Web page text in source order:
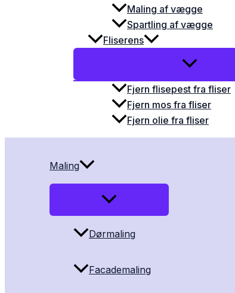
Maling af vægge
Spartling af vægge
Fliserens
Fjern flisepest fra fliser
Fjern mos fra fliser
Fjern olie fra fliser
Maling
Dørmaling
Facademaling